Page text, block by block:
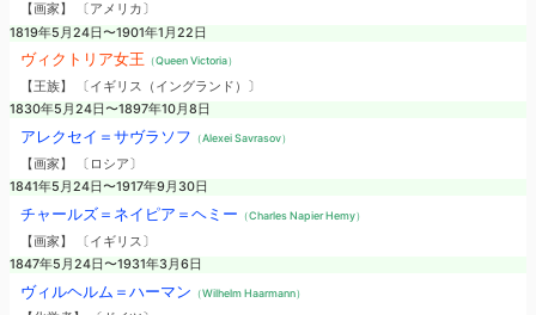
【画家】 〔アメリカ〕
1819年5月24日〜1901年1月22日
ヴィクトリア女王 （Queen Victoria）
【王族】 〔イギリス（イングランド）〕
1830年5月24日〜1897年10月8日
アレクセイ＝サヴラソフ （Alexei Savrasov）
【画家】 〔ロシア〕
1841年5月24日〜1917年9月30日
チャールズ＝ネイピア＝ヘミー （Charles Napier Hemy）
【画家】 〔イギリス〕
1847年5月24日〜1931年3月6日
ヴィルヘルム＝ハーマン （Wilhelm Haarmann）